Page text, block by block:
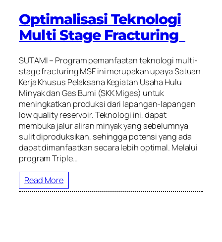
Optimalisasi Teknologi
Multi Stage Fracturing
SUTAMI – Program pemanfaatan teknologi multi-
stage fracturing MSF ini merupakan upaya Satuan
Kerja Khusus Pelaksana Kegiatan Usaha Hulu
Minyak dan Gas Bumi (SKK Migas) untuk
meningkatkan produksi dari lapangan-lapangan
low quality reservoir. Teknologi ini, dapat
membuka jalur aliran minyak yang sebelumnya
sulit diproduksikan, sehingga potensi yang ada
dapat dimanfaatkan secara lebih optimal. Melalui
program Triple…
Read More